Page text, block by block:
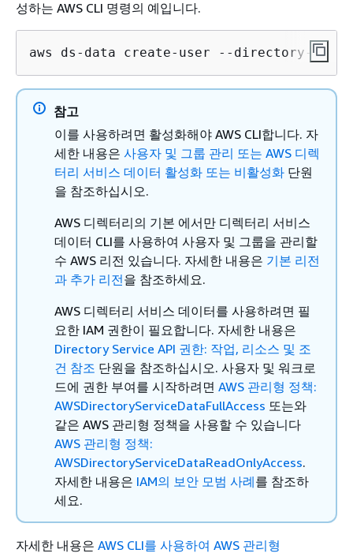
성하는 AWS CLI 명령의 예입니다.
aws ds-data create-user --directory-id
참고
이를 사용하려면 활성화해야 AWS CLI합니다. 자
세한 내용은 사용자 및 그룹 관리 또는 AWS 디렉
터리 서비스 데이터 활성화 또는 비활성화 단원
을 참조하십시오.
AWS 디렉터리의 기본 에서만 디렉터리 서비스
데이터 CLI를 사용하여 사용자 및 그룹을 관리할
수 AWS 리전 있습니다. 자세한 내용은 기본 리전
과 추가 리전을 참조하세요.
AWS 디렉터리 서비스 데이터를 사용하려면 필
요한 IAM 권한이 필요합니다. 자세한 내용은
Directory Service API 권한: 작업, 리소스 및 조
건 참조 단원을 참조하십시오. 사용자 및 워크로
드에 권한 부여를 시작하려면 AWS 관리형 정책:
AWSDirectoryServiceDataFullAccess 또는와
같은 AWS 관리형 정책을 사용할 수 있습니다
AWS 관리형 정책:
AWSDirectoryServiceDataReadOnlyAccess.
자세한 내용은 IAM의 보안 모범 사례를 참조하
세요.
자세한 내용은 AWS CLI를 사용하여 AWS 관리형